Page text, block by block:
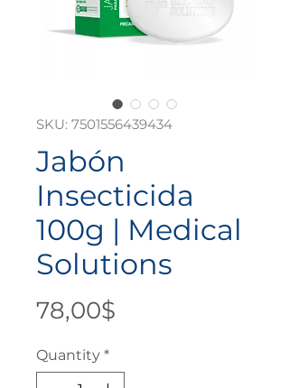
SKU: 7501556439434
Jabón
Insecticida
100g | Medical
Solutions
78,00$
Quantity *